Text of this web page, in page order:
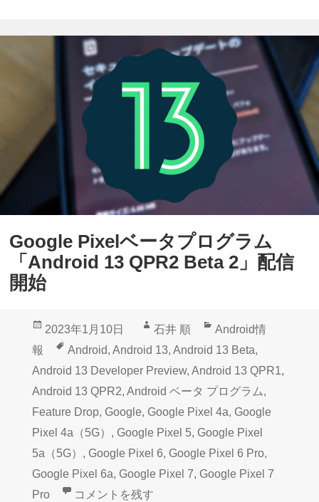
Google Pixelベータプログラム
「Android 13 QPR2 Beta 2」配信
開始
投
日:
2023年1月10日
作
成
者
石井 順
カ
テ
ゴ
リ
ー
Android情
報
タ
グ
Android, Android 13, Android 13 Beta,
Android 13 Developer Preview, Android 13 QPR1,
Android 13 QPR2, Android ベータ プログラム,
Feature Drop, Google, Google Pixel 4a, Google
Pixel 4a（5G） , Google Pixel 5, Google Pixel
5a（5G） , Google Pixel 6, Google Pixel 6 Pro,
Google Pixel 6a, Google Pixel 7, Google Pixel 7
Pro
Google Pixelベータプログラム「Android 13
コメントを残す